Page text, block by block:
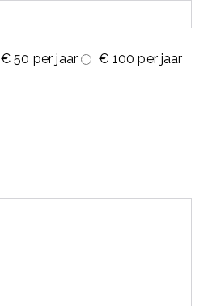
€ 50 per jaar
€ 100 per jaar